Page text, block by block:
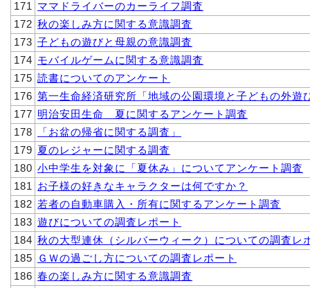
171
ママドライバーのカーライフ調査
172 秋の楽しみ方に関する意識調査
173 子どもの遊びと母親の意識調査
174 モバイルゲームに関する意識調査
175 読書についてのアンケート
176 第一生命経済研究所「地域の公園環境と子どもの外遊
177 明治安田生命 夏に関するアンケート調査
178
「お盆の帰省に関する調査」
179 夏のレジャーに関する調査
180 小中学生を対象に「夏休み」についてアンケート調査
181
お子様の好きなキャラクターは何ですか？
182 若者の自動車購入・所有に関するアンケート調査
183 遊びについての調査レポート
184 秋の大型連休（シルバーウィーク）についての調査レ
185
ＧＷの過ごし方についての調査レポート
186 春の楽しみ方に関する意識調査